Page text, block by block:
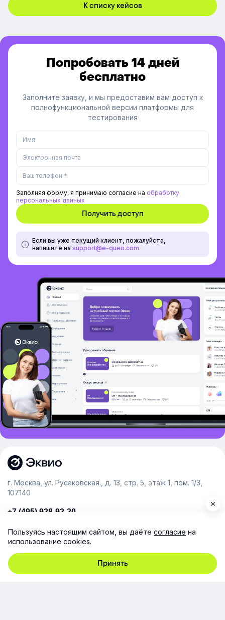
К списку кейсов
Попробовать 14 дней
бесплатно
Заполните заявку, и мы предоставим вам доступ к
полнофункциональной версии платформы для
тестирования
Заполняя форму, я принимаю согласие на обработку
персональных данных
Если вы уже текущий клиент, пожалуйста,
напишите на support@e-queo.com
г. Москва, ул. Русаковская., д. 13, стр. 5, этаж 1, пом. 1/3,
107140
+7 (495) 928-92-20
Расскажем о платформе и предоставим бесплатный
демо-доступ
Пользуясь настоящим сайтом, вы даёте согласие на
использование cookies.
Принять